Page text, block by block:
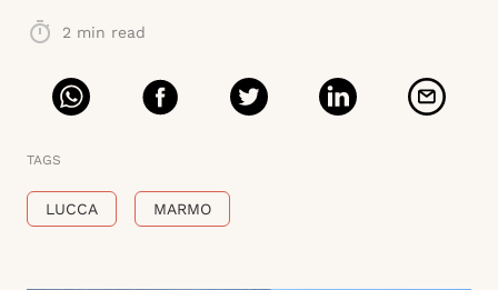
2 min read
TAGS
LUCCA MARMO